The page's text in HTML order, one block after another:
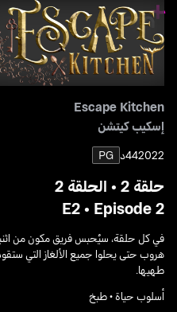
Escape Kitchen
إسكيب كيتشن
202244د PG
حلقة 2 • الحلقة 2
E2 • Episode 2
في كل حلقة، سيُحبس فريق مكون من
هروب حتى يحلوا جميع الألغاز التي
طهيها.
أسلوب حياة • طبخ